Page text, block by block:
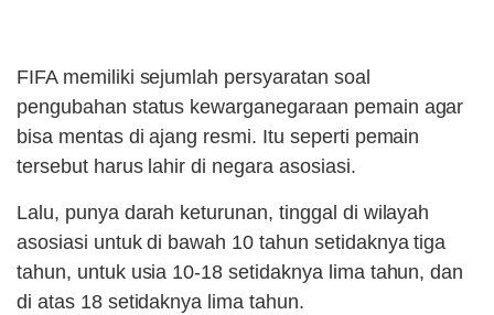
FIFA memiliki sejumlah persyaratan soal
pengubahan status kewarganegaraan pemain agar
bisa mentas di ajang resmi. Itu seperti pemain
tersebut harus lahir di negara asosiasi.
Lalu, punya darah keturunan, tinggal di wilayah
asosiasi untuk di bawah 10 tahun setidaknya tiga
tahun, untuk usia 10-18 setidaknya lima tahun, dan
di atas 18 setidaknya lima tahun.